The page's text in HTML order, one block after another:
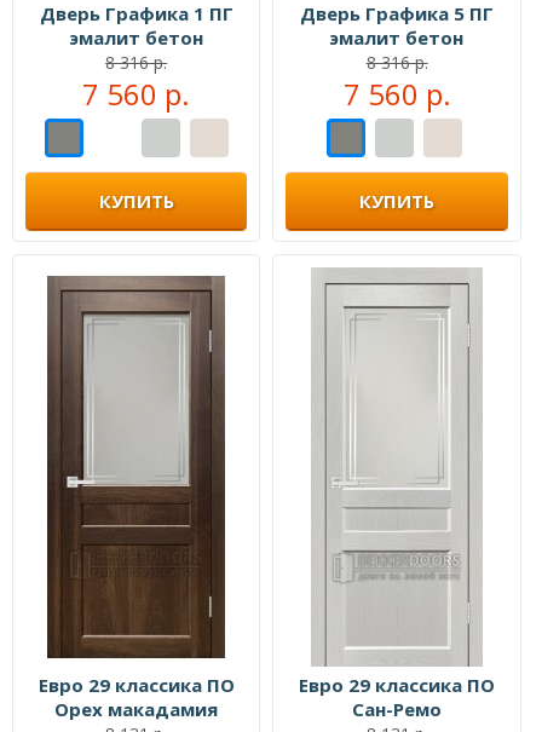
Дверь Графика 1 ПГ
эмалит бетон
8 316 р.
7 560 р.
КУПИТЬ
Дверь Графика 5 ПГ
эмалит бетон
8 316 р.
7 560 р.
КУПИТЬ
Евро 29 классика ПО
Орех макадамия
Евро 29 классика ПО
Сан-Ремо